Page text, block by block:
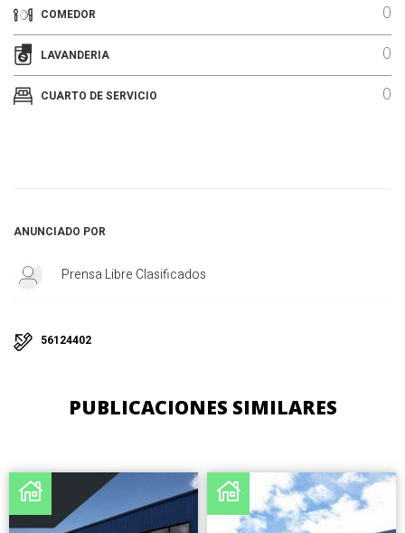
COMEDOR 0
LAVANDERIA 0
CUARTO DE SERVICIO 0
ANUNCIADO POR
Prensa Libre Clasificados
56124402
PUBLICACIONES SIMILARES